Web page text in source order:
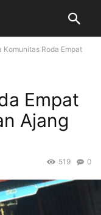
Komunitas Roda Empat
Empat
Ajang
0
519